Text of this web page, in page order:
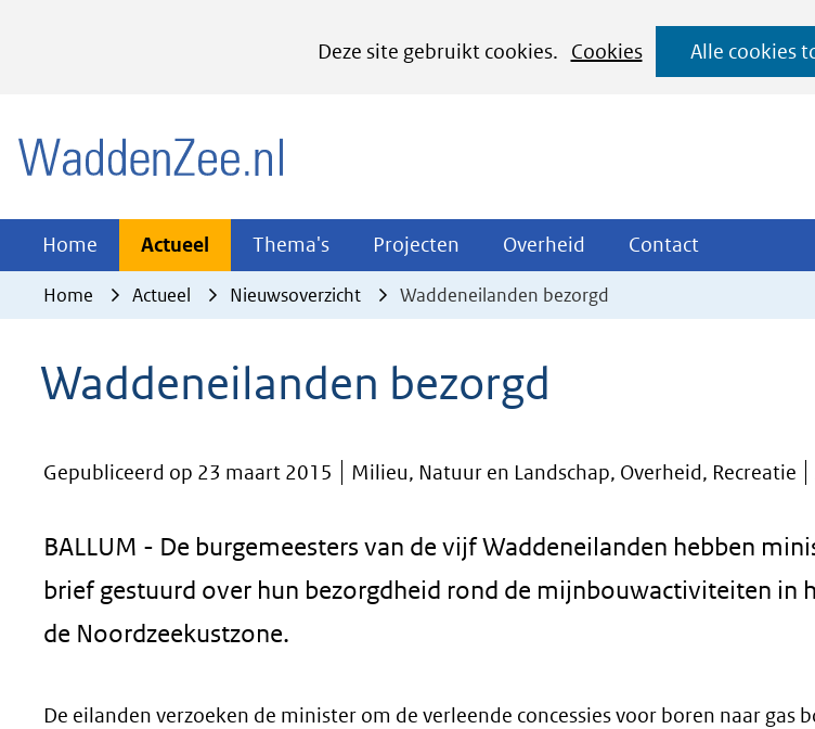
Deze site gebruikt cookies.
Cookies
het
cookies
website
worden
Alle cookies
Ga
naar
Home Actueel Actueel
Uitklappen
Thema's Thema's
Uitklappen
Projecten Projecten
Uitklappen
Overheid Overheid
Uitklappen
Contact
Uitklappen
Home Actueel Nieuwsoverzicht Waddeneilanden bezorgd
Waddeneilanden bezorgd
Gepubliceerd op 23 maart 2015 Milieu, Natuur en Landschap, Overheid, Recreatie
BALLUM - De burgemeesters van de vijf Waddeneilanden hebben
brief gestuurd over hun bezorgdheid rond de mijnbouwactiviteiten in
de Noordzeekustzone.
De eilanden verzoeken de minister om de verleende concessies voor boren naar gas